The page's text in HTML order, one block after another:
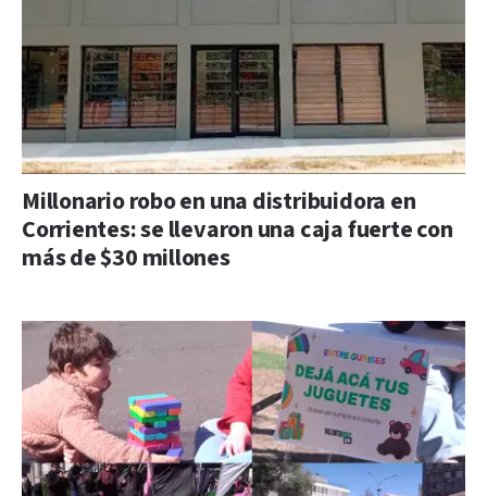
Millonario robo en una distribuidora en
Corrientes: se llevaron una caja fuerte con
más de $30 millones